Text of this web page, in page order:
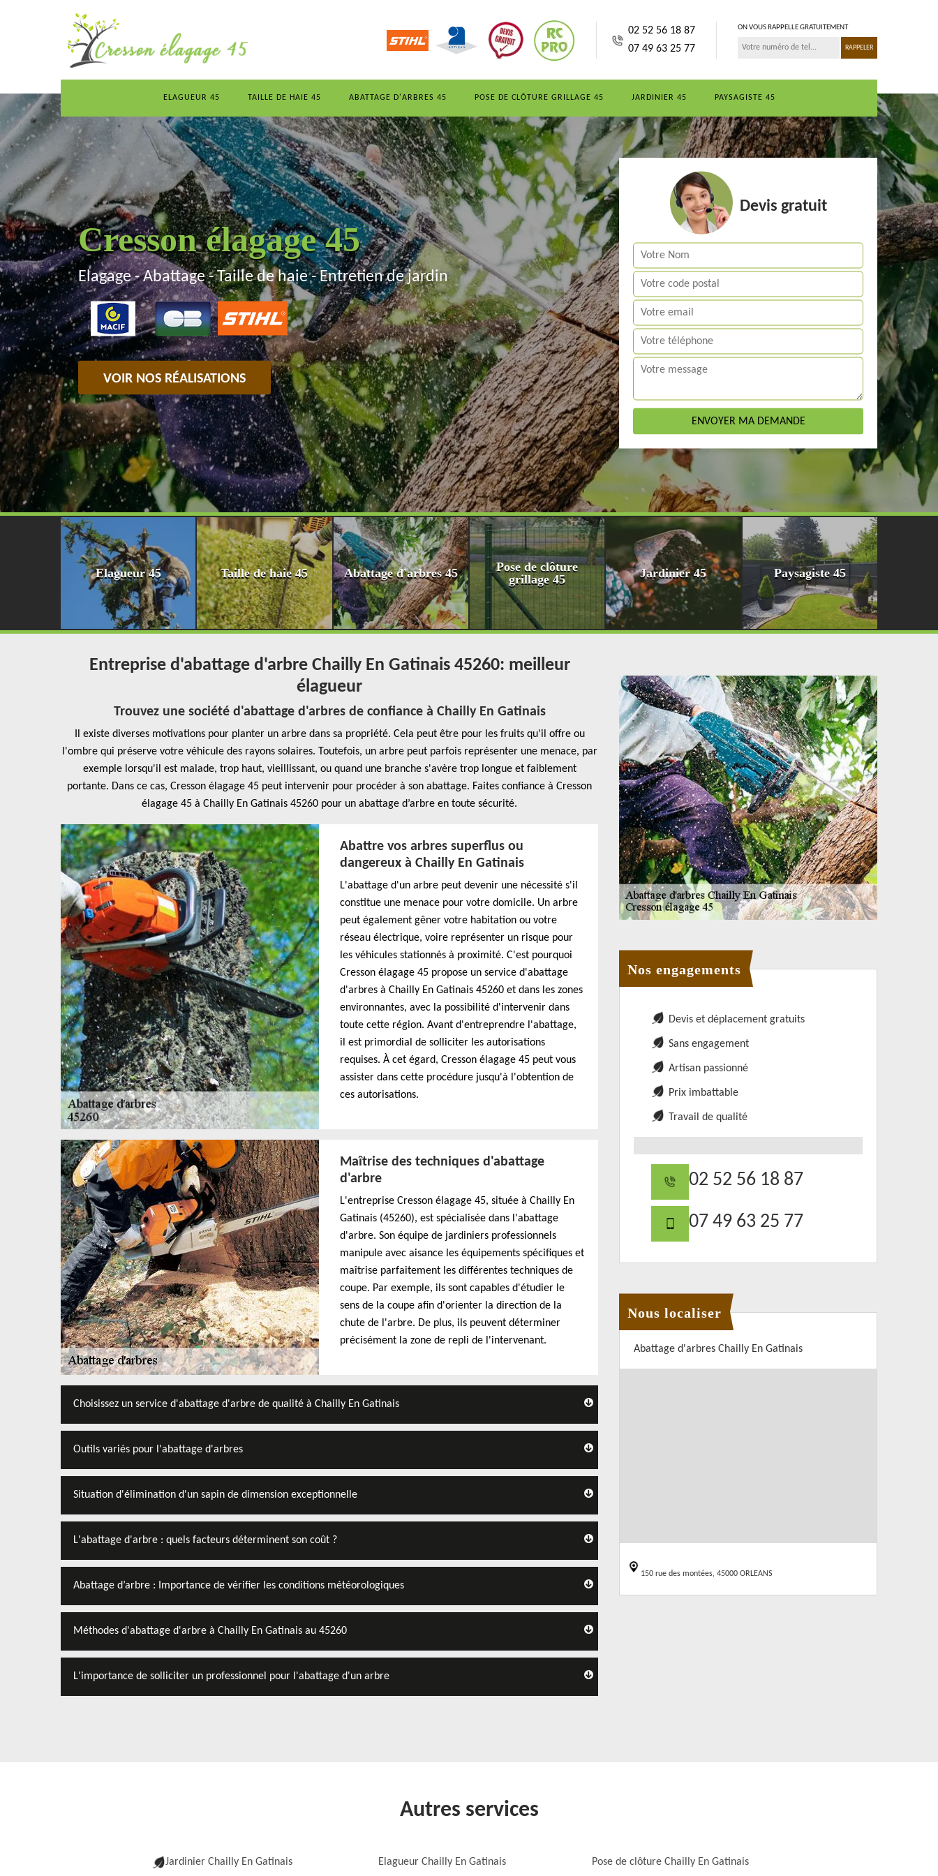
02 52 56 18 87
07 49 63 25 77
ON VOUS RAPPELLE GRATUITEMENT
ELAGUEUR 45 TAILLE DE HAIE 45 ABATTAGE D'ARBRES 45 POSE DE CLÔTURE GRILLAGE 45 JARDINIER 45 PAYSAGISTE 45
Cresson élagage 45
Elagage - Abattage - Taille de haie - Entretien de jardin
VOIR NOS RÉALISATIONS
Devis gratuit
Elagueur 45 Taille de haie 45 Abattage d'arbres 45
Pose de clôture
grillage 45
Jardinier 45 Paysagiste 45
Entreprise d'abattage d'arbre Chailly En Gatinais 45260: meilleur
élagueur
Trouvez une société d'abattage d'arbres de confiance à Chailly En Gatinais
Il existe diverses motivations pour planter un arbre dans sa propriété. Cela peut être pour les fruits qu'il offre ou
l'ombre qui préserve votre véhicule des rayons solaires. Toutefois, un arbre peut parfois représenter une menace, par
exemple lorsqu'il est malade, trop haut, vieillissant, ou quand une branche s'avère trop longue et faiblement
portante. Dans ce cas, Cresson élagage 45 peut intervenir pour procéder à son abattage. Faites confiance à Cresson
élagage 45 à Chailly En Gatinais 45260 pour un abattage d’arbre en toute sécurité.
Abattre vos arbres superflus ou
dangereux à Chailly En Gatinais
L'abattage d'un arbre peut devenir une nécessité s'il
constitue une menace pour votre domicile. Un arbre
peut également gêner votre habitation ou votre
réseau électrique, voire représenter un risque pour
les véhicules stationnés à proximité. C'est pourquoi
Cresson élagage 45 propose un service d'abattage
d'arbres à Chailly En Gatinais 45260 et dans les zones
environnantes, avec la possibilité d'intervenir dans
toute cette région. Avant d'entreprendre l'abattage,
il est primordial de solliciter les autorisations
requises. À cet égard, Cresson élagage 45 peut vous
assister dans cette procédure jusqu'à l'obtention de
ces autorisations.
Maîtrise des techniques d'abattage
d'arbre
L'entreprise Cresson élagage 45, située à Chailly En
Gatinais (45260), est spécialisée dans l'abattage
d'arbre. Son équipe de jardiniers professionnels
manipule avec aisance les équipements spécifiques et
maîtrise parfaitement les différentes techniques de
coupe. Par exemple, ils sont capables d'étudier le
sens de la coupe afin d'orienter la direction de la
chute de l'arbre. De plus, ils peuvent déterminer
précisément la zone de repli de l'intervenant.
Choisissez un service d'abattage d'arbre de qualité à Chailly En Gatinais
Outils variés pour l'abattage d'arbres
Situation d'élimination d'un sapin de dimension exceptionnelle
L'abattage d'arbre : quels facteurs déterminent son coût ?
Abattage d’arbre : Importance de vérifier les conditions météorologiques
Méthodes d'abattage d'arbre à Chailly En Gatinais au 45260
L'importance de solliciter un professionnel pour l'abattage d'un arbre
Nos engagements
Devis et déplacement gratuits
Sans engagement
Artisan passionné
Prix imbattable
Travail de qualité
02 52 56 18 87
07 49 63 25 77
Nous localiser
Abattage d'arbres Chailly En Gatinais
150 rue des montées, 45000 ORLEANS
Autres services
Jardinier Chailly En Gatinais Elagueur Chailly En Gatinais Pose de clôture Chailly En Gatinais